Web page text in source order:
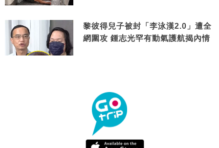
黎彼得兒子被封「李泳漢2.0」遭全
網圍攻 鍾志光罕有動氣護航揭內情